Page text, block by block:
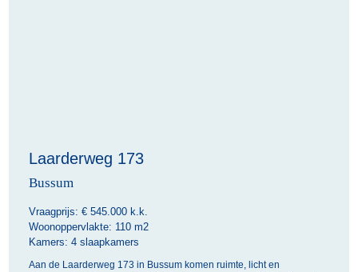
Laarderweg 173
Bussum
Vraagprijs: € 545.000 k.k.
Woonoppervlakte: 110 m2
Kamers: 4 slaapkamers
Aan de Laarderweg 173 in Bussum komen ruimte, licht en